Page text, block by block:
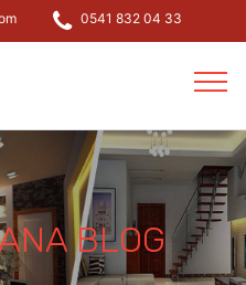
0541 832 04 33
BLOG